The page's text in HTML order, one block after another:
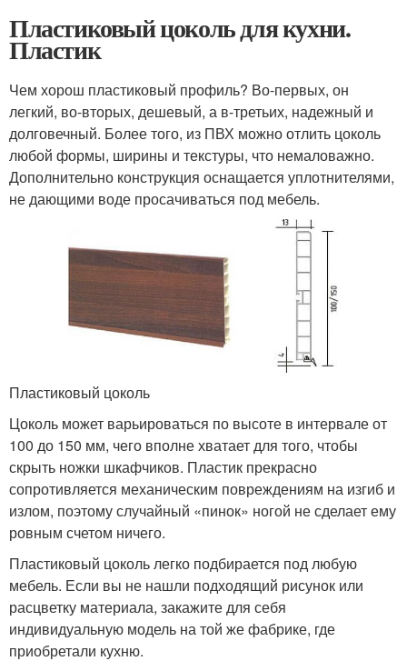
Пластиковый цоколь для кухни.
Пластик
Чем хорош пластиковый профиль? Во-первых, он
легкий, во-вторых, дешевый, а в-третьих, надежный и
долговечный. Более того, из ПВХ можно отлить цоколь
любой формы, ширины и текстуры, что немаловажно.
Дополнительно конструкция оснащается уплотнителями,
не дающими воде просачиваться под мебель.
Пластиковый цоколь
Цоколь может варьироваться по высоте в интервале от
100 до 150 мм, чего вполне хватает для того, чтобы
скрыть ножки шкафчиков. Пластик прекрасно
сопротивляется механическим повреждениям на изгиб и
излом, поэтому случайный «пинок» ногой не сделает ему
ровным счетом ничего.
Пластиковый цоколь легко подбирается под любую
мебель. Если вы не нашли подходящий рисунок или
расцветку материала, закажите для себя
индивидуальную модель на той же фабрике, где
приобретали кухню.